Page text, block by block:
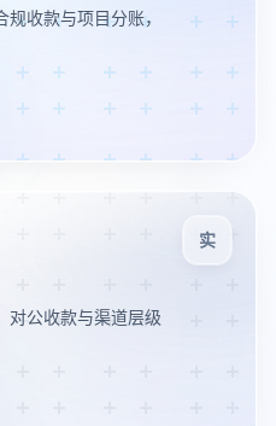
收款与项目分账，
实
对公收款与渠道层级